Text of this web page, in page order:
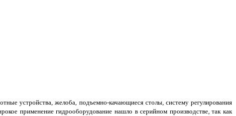
устройства, желоба, подъемно-качающиеся столы, систему регулирования
применение гидрооборудование нашло в серийном производстве, так как